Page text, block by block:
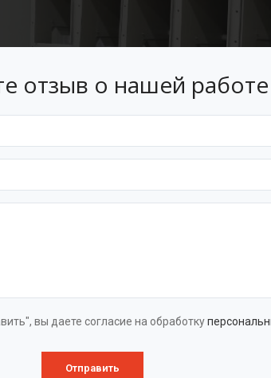
отзыв о нашей работе
вы даете согласие на обработку
Отправить